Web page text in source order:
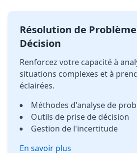
Résolution de
Décision
Renforcez votre capacité à
situations complexes et à
éclairées.
Méthodes d'analyse de
Outils de prise de décision
Gestion de l'incertitude
En savoir plus